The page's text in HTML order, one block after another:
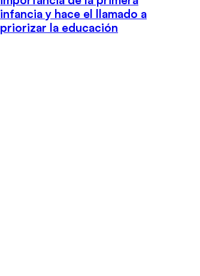
infancia y hace el llamado a
priorizar la educación